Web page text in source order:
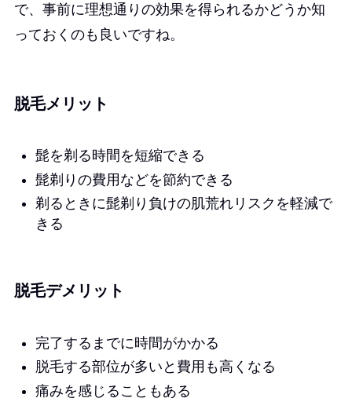
で、事前に理想通りの効果を得られるかどうか知
っておくのも良いですね。
脱毛メリット
髭を剃る時間を短縮できる
髭剃りの費用などを節約できる
剃るときに髭剃り負けの肌荒れリスクを軽減で
きる
脱毛デメリット
完了するまでに時間がかかる
脱毛する部位が多いと費用も高くなる
痛みを感じることもある